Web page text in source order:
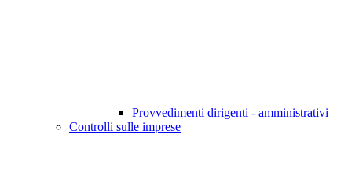
Provvedimenti dirigenti - amministrativi
Controlli sulle imprese